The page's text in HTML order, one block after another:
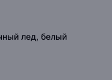
лед, белый